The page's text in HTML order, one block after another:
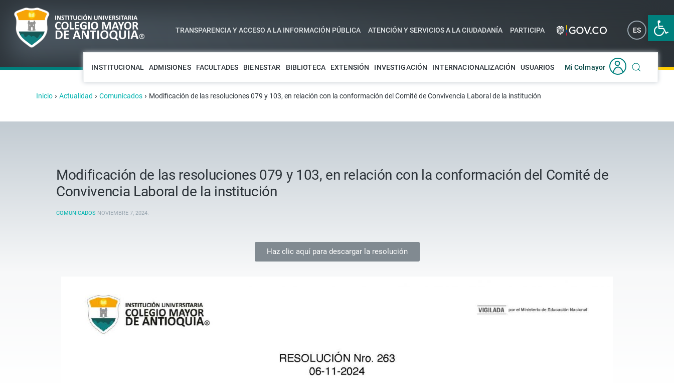
Abrir
TRANSPARENCIA Y ACCESO A LA INFORMACIÓN PÚBLICA ATENCIÓN Y SERVICIOS A LA CIUDADANÍA PARTICIPA ES EN
INSTITUCIONAL ADMISIONES FACULTADES BIENESTAR BIBLIOTECA EXTENSIÓN INVESTIGACIÓN INTERNACIONALIZACIÓN USUARIOS Mi Colmayor
Inicio › Actualidad › Comunicados › Modificación de las resoluciones 079 y 103, en relación con la conformación del Comité de Convivencia Laboral de la institución
Modificación de las resoluciones 079 y 103, en relación con la conformación del Comité de
Convivencia Laboral de la institución
COMUNICADOS NOVIEMBRE 7, 2024.
Haz clic aquí para descargar la resolución